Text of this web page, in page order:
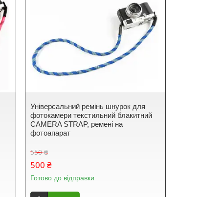
Універсальний ремінь шнурок для
фотокамери текстильний блакитний
CAMERA STRAP, ремені на
фотоапарат
550 ₴
500 ₴
Готово до відправки